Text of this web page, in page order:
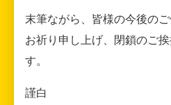
末筆ながら、皆様の今後の
お祈り申し上げ、閉鎖のご
す。
謹白